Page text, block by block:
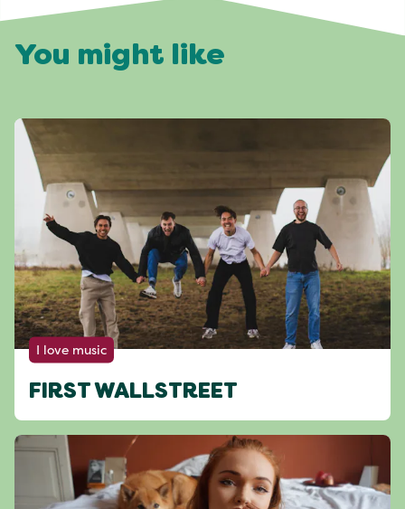
You might like
I love music
FIRST WALLSTREET